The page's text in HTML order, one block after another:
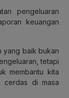
pengeluaran
keuangan
yang baik bukan
tetapi
membantu kita
cerdas di masa